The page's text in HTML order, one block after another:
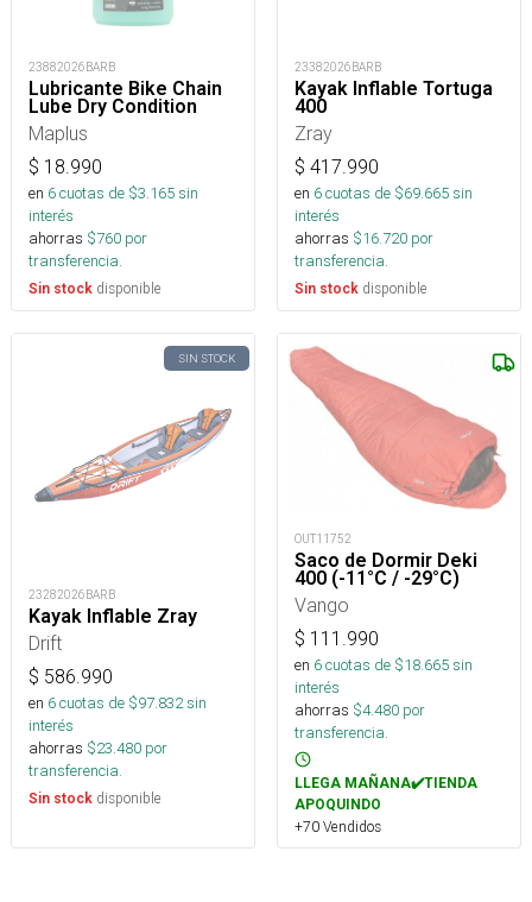
23882026BARB
Lubricante Bike Chain
Lube Dry Condition
Maplus
$ 18.990
en 6cuotas de $3.165sin
interés
ahorras $760 por
transferencia.
Sin stock disponible
23382026BARB
Kayak Inflable Tortuga
400
Zray
$ 417.990
en 6cuotas de $69.665sin
interés
ahorras $16.720 por
transferencia.
Sin stock disponible
SIN STOCK
23282026BARB
Kayak Inflable Zray
Drift
$ 586.990
en 6cuotas de $97.832sin
interés
ahorras $23.480 por
transferencia.
Sin stock disponible
OUT11752
Saco de Dormir Deki
400 (-11°C / -29°C)
Vango
$ 111.990
en 6cuotas de $18.665sin
interés
ahorras $4.480 por
transferencia.
LLEGA MAÑANA✔️TIENDA
APOQUINDO
+70 Vendidos